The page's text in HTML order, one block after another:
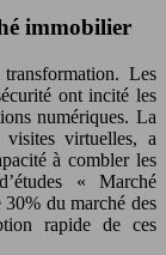
immobilier
Les
ont incité les
numériques. La
visites virtuelles, a
à combler les
« Marché
du marché des
rapide de ces